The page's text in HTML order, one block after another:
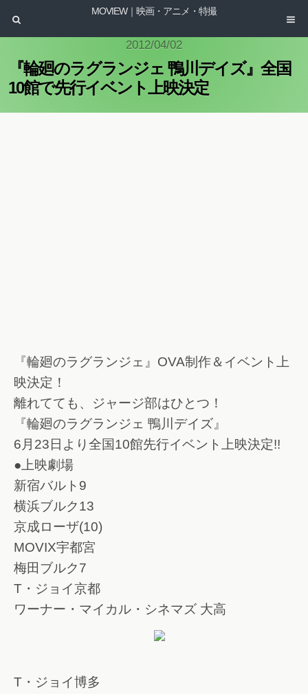
MOVIEW｜映画・アニメ・特撮
2012/04/02
『輪廻のラグランジェ 鴨川デイズ』全国
10館で先行イベント上映決定
『輪廻のラグランジェ』OVA制作＆イベント上
映決定！
離れてても、ジャージ部はひとつ！
『輪廻のラグランジェ 鴨川デイズ』
6月23日より全国10館先行イベント上映決定!!
●上映劇場
新宿バルト9
横浜ブルク13
京成ローザ(10)
MOVIX宇都宮
梅田ブルク7
T・ジョイ京都
ワーナー・マイカル・シネマズ 大高
T・ジョイ博多